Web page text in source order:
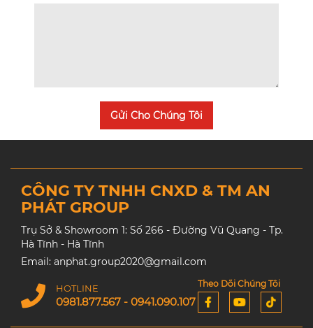
Gửi Cho Chúng Tôi
CÔNG TY TNHH CNXD & TM AN
PHÁT GROUP
Trụ Sở & Showroom 1: Số 266 - Đường Vũ Quang - Tp.
Hà Tĩnh - Hà Tĩnh
Email: anphat.group2020@gmail.com
HOTLINE
0981.877.567 - 0941.090.107
Theo Dõi Chúng Tôi